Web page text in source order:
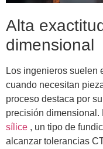
Alta
dimensional
Los ingenieros suelen
cuando necesitan
proceso destaca por
precisión dimensional.
sílice , un tipo de
alcanzar tolerancias